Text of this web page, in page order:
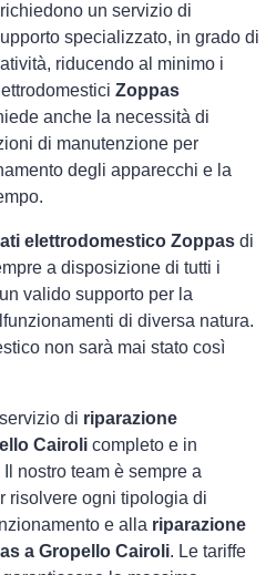
un servizio di
specializzato, in grado di
riducendo al minimo i
Zoppas
anche la necessità di
di manutenzione per
degli apparecchi e la
elettrodomestico Zoppas di
a disposizione di tutti i
valido supporto per la
di diversa natura.
non sarà mai stato così
di riparazione
Cairoli completo e in
nostro team è sempre a
risolvere ogni tipologia di
e alla riparazione
a Gropello Cairoli. Le tariffe